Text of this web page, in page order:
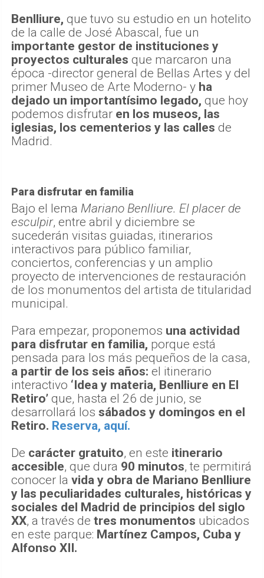
Benlliure, que tuvo su estudio en un hotelito
de la calle de José Abascal, fue un
importante gestor de instituciones y
proyectos culturales que marcaron una
época -director general de Bellas Artes y del
primer Museo de Arte Moderno- y ha
dejado un importantísimo legado, que hoy
podemos disfrutar en los museos, las
iglesias, los cementerios y las calles de
Madrid.
Para disfrutar en familia
Bajo el lema Mariano Benlliure. El placer de
esculpir, entre abril y diciembre se
sucederán visitas guiadas, itinerarios
interactivos para público familiar,
conciertos, conferencias y un amplio
proyecto de intervenciones de restauración
de los monumentos del artista de titularidad
municipal.
Para empezar, proponemos una actividad
para disfrutar en familia, porque está
pensada para los más pequeños de la casa,
a partir de los seis años: el itinerario
interactivo ‘Idea y materia, Benlliure en El
Retiro’ que, hasta el 26 de junio, se
desarrollará los sábados y domingos en el
Retiro. Reserva, aquí.
De carácter gratuito, en este itinerario
accesible, que dura 90 minutos, te permitirá
conocer la vida y obra de Mariano Benlliure
y las peculiaridades culturales, históricas y
sociales del Madrid de principios del siglo
XX, a través de tres monumentos ubicados
en este parque: Martínez Campos, Cuba y
Alfonso XII.